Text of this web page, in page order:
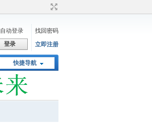
自动登录
找回密码
登录 立即注册
快捷导航